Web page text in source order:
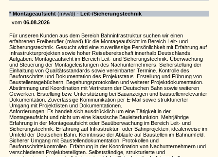
* Montageaufsicht (m/w/d) - Leit-/Sicherungstechnik
vom 06.08.2026
Für unseren Kunden aus dem Bereich Bahninfrastruktur suchen wir einen
erfahrenen Freiberufler (m/w/d) für die Montageaufsicht im Bereich Leit- und
Sicherungstechnik. Gesucht wird eine zuverlässige Persönlichkeit mit Erfahrung auf
Infrastrukturprojekten sowie hoher Reisebereitschaft innerhalb Deutschlands.
Aufgaben: Montageaufsicht im Bereich Leit- und Sicherungstechnik. Überwachung
und Steuerung der Montageleistungen des Nachunternehmers. Sicherstellung der
Einhaltung von Qualitätsstandards sowie vereinbarter Termine. Kontrolle des
Baufortschritts und Dokumentation des Projektstatus. Erstellung und Führung von
Baustellentagebüchern, Begehungsprotokollen und weiterer Projektdokumentation.
Abstimmung und Koordination mit Vertretern der Deutschen Bahn sowie weiteren
Gewerken. Erstellung bzw. Unterstützung bei Bauanzeigen und baustellenrelevanter
Dokumentation. Zuverlässige Kommunikation per E-Mail sowie strukturierter
Umgang mit Projektlisten und Dokumentationen.
Anforderungen: Es handelt sich ausdrücklich um eine Tätigkeit in der
Montageaufsicht und nicht um eine klassische Bauleiterfunktion. Mehrjährige
Erfahrung in der Montageaufsicht oder Bauüberwachung im Bereich Leit- und
Sicherungstechnik. Erfahrung auf Infrastruktur- oder Bahnprojekten, idealerweise im
Umfeld der Deutschen Bahn. Kenntnisse der Abläufe auf Baustellen im Bahnumfeld.
Sicherer Umgang mit Baustellendokumentation, Protokollen und
Baufortschrittskontrollen. Erfahrung in der Koordination von Nachunternehmern und
verschiedenen Projektbeteiligten. Selbstständige, strukturierte und